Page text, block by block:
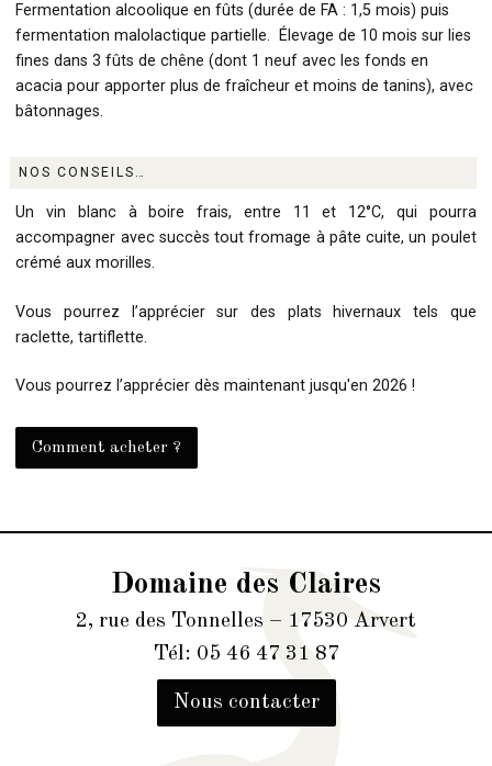
Fermentation alcoolique en fûts (durée de FA : 1,5 mois) puis
fermentation malolactique partielle. Élevage de 10 mois sur lies
fines dans 3 fûts de chêne (dont 1 neuf avec les fonds en
acacia pour apporter plus de fraîcheur et moins de tanins), avec
bâtonnages.
NOS CONSEILS…
Un vin blanc à boire frais, entre 11 et 12°C, qui pourra
accompagner avec succès tout fromage à pâte cuite, un poulet
crémé aux morilles.
Vous pourrez l’apprécier sur des plats hivernaux tels que
raclette, tartiflette.
Vous pourrez l’apprécier dès maintenant jusqu'en 2026 !
Comment acheter ?
Domaine des Claires
2, rue des Tonnelles – 17530 Arvert
Tél: 05 46 47 31 87
Nous contacter